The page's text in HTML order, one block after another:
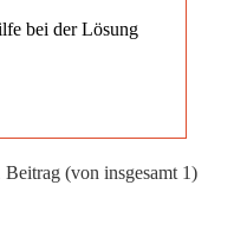
bei der Lösung
(von insgesamt 1)